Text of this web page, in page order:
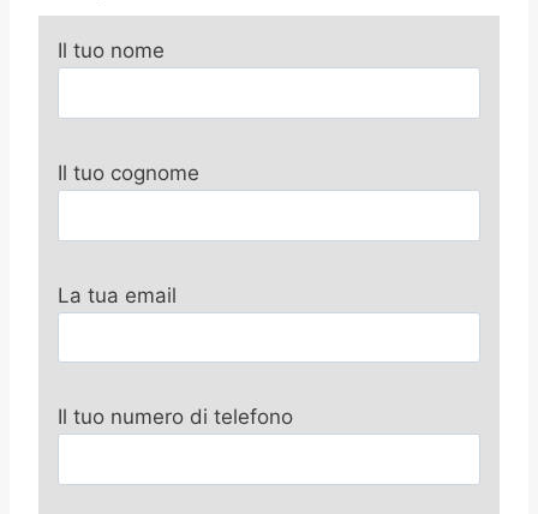
Il tuo nome
Il tuo cognome
La tua email
Il tuo numero di telefono